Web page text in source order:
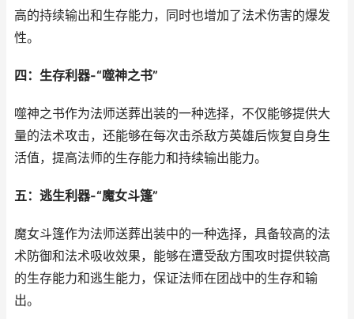
高的持续输出和生存能力，同时也增加了法术伤害的爆发
性。
四：生存利器-“噬神之书”
噬神之书作为法师送葬出装的一种选择，不仅能够提供大
量的法术攻击，还能够在每次击杀敌方英雄后恢复自身生
活值，提高法师的生存能力和持续输出能力。
五：逃生利器-“魔女斗篷”
魔女斗篷作为法师送葬出装中的一种选择，具备较高的法
术防御和法术吸收效果，能够在遭受敌方围攻时提供较高
的生存能力和逃生能力，保证法师在团战中的生存和输
出。